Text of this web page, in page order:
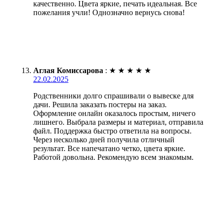
качественно. Цвета яркие, печать идеальная. Все
пожелания учли! Однозначно вернусь снова!
Аглая Комиссарова : ★ ★ ★ ★ ★
22.02.2025
Родственники долго спрашивали о вывеске для
дачи. Решила заказать постеры на заказ.
Оформление онлайн оказалось простым, ничего
лишнего. Выбрала размеры и материал, отправила
файл. Поддержка быстро ответила на вопросы.
Через несколько дней получила отличный
результат. Все напечатано четко, цвета яркие.
Работой довольна. Рекомендую всем знакомым.